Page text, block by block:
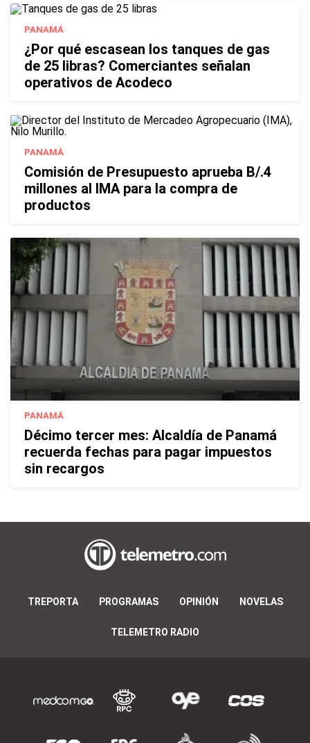
PANAMÁ
¿Por qué escasean los tanques de gas
de 25 libras? Comerciantes señalan
operativos de Acodeco
PANAMÁ
Comisión de Presupuesto aprueba B/.4
millones al IMA para la compra de
productos
PANAMÁ
Décimo tercer mes: Alcaldía de Panamá
recuerda fechas para pagar impuestos
sin recargos
TREPORTA PROGRAMAS OPINIÓN NOVELAS
TELEMETRO RADIO